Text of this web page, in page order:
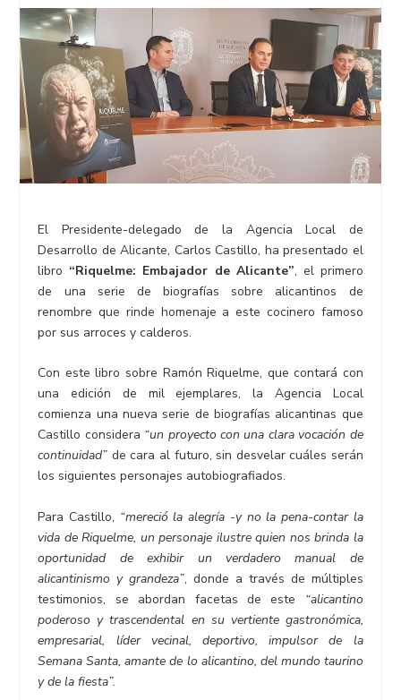
El Presidente-delegado de la Agencia Local de
Desarrollo de Alicante, Carlos Castillo, ha presentado el
libro “Riquelme: Embajador de Alicante”, el primero
de una serie de biografías sobre alicantinos de
renombre que rinde homenaje a este cocinero famoso
por sus arroces y calderos.
Con este libro sobre Ramón Riquelme, que contará con
una edición de mil ejemplares, la Agencia Local
comienza una nueva serie de biografías alicantinas que
Castillo considera “un proyecto con una clara vocación de
continuidad” de cara al futuro, sin desvelar cuáles serán
los siguientes personajes autobiografiados.
Para Castillo, “mereció la alegría -y no la pena-contar la
vida de Riquelme, un personaje ilustre quien nos brinda la
oportunidad de exhibir un verdadero manual de
alicantinismo y grandeza”, donde a través de múltiples
testimonios, se abordan facetas de este “alicantino
poderoso y trascendental en su vertiente gastronómica,
empresarial, líder vecinal, deportivo, impulsor de la
Semana Santa, amante de lo alicantino, del mundo taurino
y de la fiesta”.